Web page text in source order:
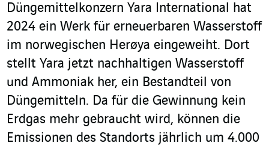
Düngemittelkonzern Yara International hat
2024 ein Werk für erneuerbaren Wasserstoff
im norwegischen Herøya eingeweiht. Dort
stellt Yara jetzt nachhaltigen Wasserstoff
und Ammoniak her, ein Bestandteil von
Düngemitteln. Da für die Gewinnung kein
Erdgas mehr gebraucht wird, können die
Emissionen des Standorts jährlich um 4.000